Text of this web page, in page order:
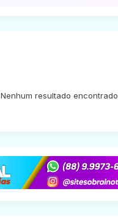
Nenhum resultado encontrado